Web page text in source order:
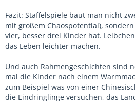
Fazit: Staffelspiele baut man nicht
mit großem Chaospotential),
vier, besser drei Kinder hat.
das Leben leichter machen.
Und auch Rahmengeschichten sind
mal die Kinder nach einem
zum Beispiel was von einer
die Eindringlinge versuchen, das